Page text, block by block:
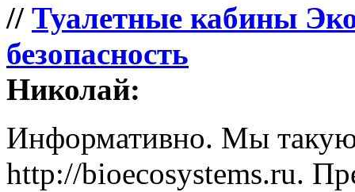
// Туалетные кабины
безопасность
Николай:
Информативно. Мы такую
http://bioecosystems.ru.